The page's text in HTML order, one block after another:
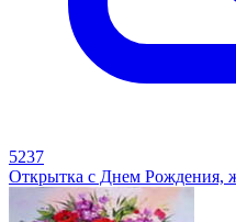
5237
Открытка с Днем Рождения,